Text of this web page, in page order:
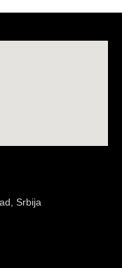
Srbija